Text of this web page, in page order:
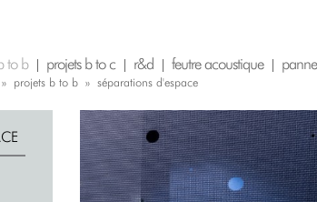
to b projets b to c r&d feutre acoustique
ici
» projets b to b » séparations d'espace